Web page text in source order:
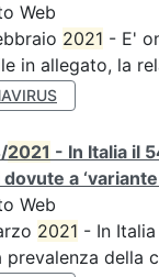
Web
2021 - E'
in allegato, la
2021 - In Italia il
a ‘variante
Web
2021 - In
prevalenza della